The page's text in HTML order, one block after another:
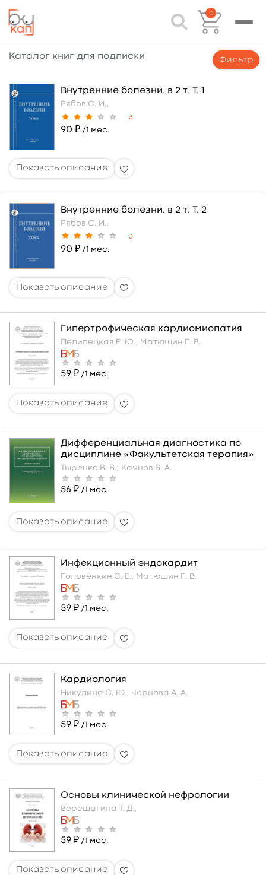
0
Каталог книг для подписки Фильтр
Внутренние болезни. в 2 т. Т. 1
Рябов С. И.,
3
90 ₽ /1 мес.
Внутренние болезни. в 2 т. Т. 2
Рябов С. И.,
3
90 ₽ /1 мес.
Гипертрофическая кардиомиопатия
Пелипецкая Е. Ю., Матюшин Г. В.
59 ₽ /1 мес.
Дифференциальная диагностика по
дисциплине «Факультетская терапия»
Тыренко В. В., Качнов В. А.
56 ₽ /1 мес.
Инфекционный эндокардит
Головёнкин С. Е., Матюшин Г. В.
59 ₽ /1 мес.
Кардиология
Никулина С. Ю., Чернова А. А.
59 ₽ /1 мес.
Основы клинической нефрологии
Верещагина Т. Д.,
59 ₽ /1 мес.